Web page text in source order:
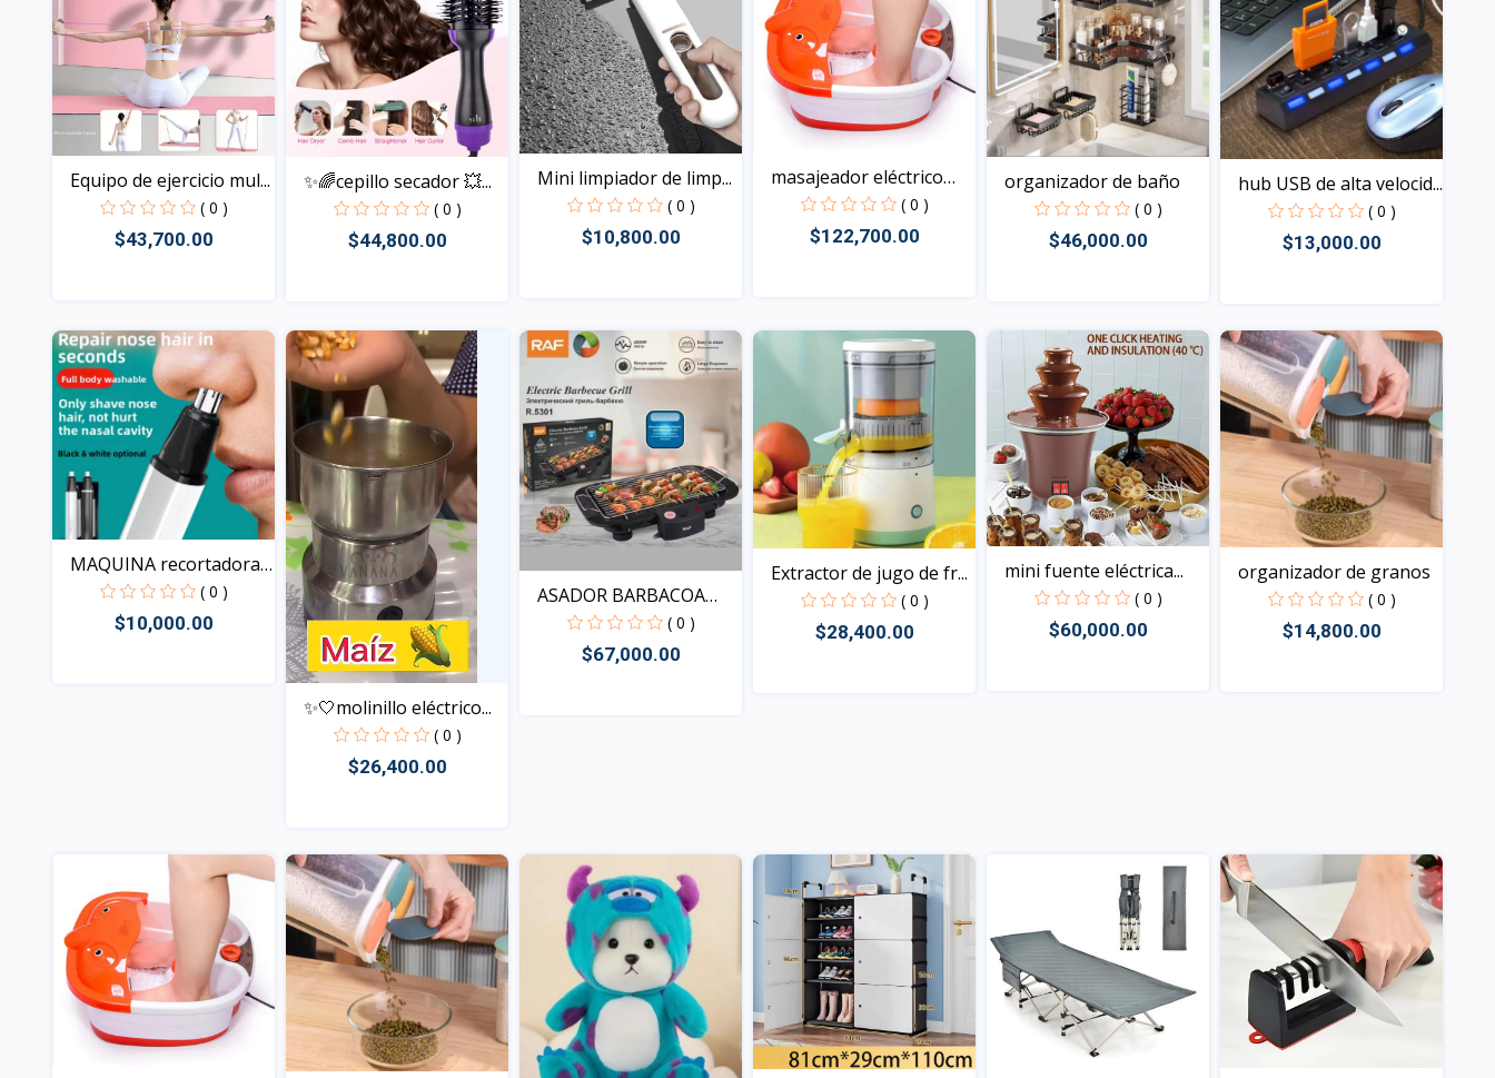
Equipo de ejercicio mul...
( 0 )
$43,700.00
✨🌈cepillo secador 💥...
( 0 )
$44,800.00
Mini limpiador de limp...
( 0 )
$10,800.00
masajeador eléctrico
pa...
( 0 )
$122,700.00
organizador de baño
( 0 )
$46,000.00
hub USB de alta velocid...
( 0 )
$13,000.00
Vista
MAQUINA recortadora
( 0 )
$10,000.00
✨🤍molinillo eléctrico...
( 0 )
$26,400.00
Vista
ASADOR BARBACOA
marca R...
( 0 )
$67,000.00
Extractor de jugo de fr...
( 0 )
$28,400.00
mini fuente eléctrica...
( 0 )
$60,000.00
organizador de granos
( 0 )
$14,800.00